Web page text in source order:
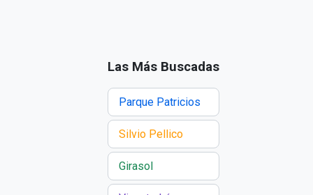
Las Más Buscadas
Parque Patricios
Silvio Pellico
Girasol